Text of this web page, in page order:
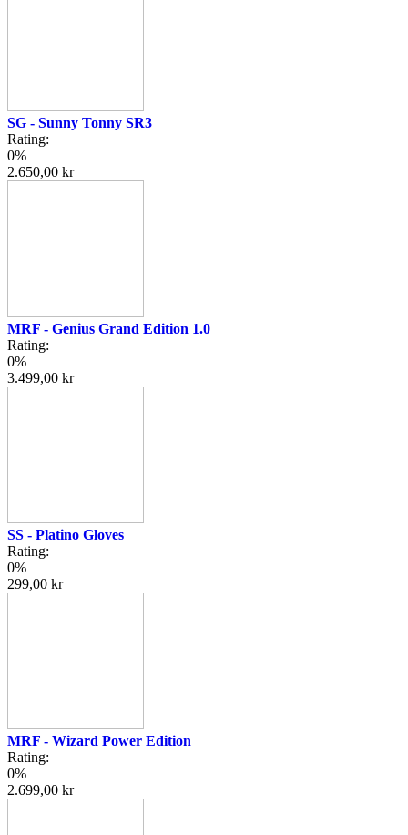
SG - Sunny Tonny SR3
Rating:
0%
2.650,00 kr
MRF - Genius Grand Edition 1.0
Rating:
0%
3.499,00 kr
SS - Platino Gloves
Rating:
0%
299,00 kr
MRF - Wizard Power Edition
Rating:
0%
2.699,00 kr